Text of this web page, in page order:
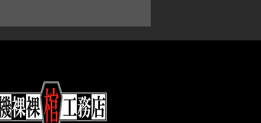
する物ではありません。
向いた素材を使って居ます。
たような材料での調整や、雰